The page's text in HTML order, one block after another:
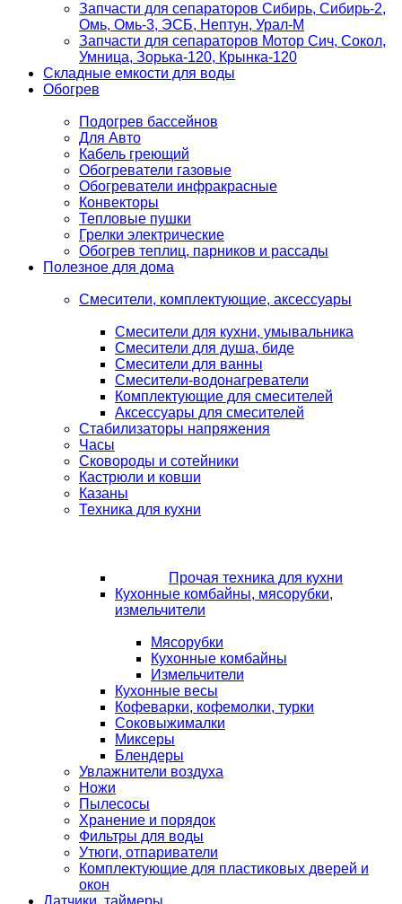
Запчасти для сепараторов Сибирь, Сибирь-2,
Омь, Омь-3, ЭСБ, Нептун, Урал-М
Запчасти для сепараторов Мотор Сич, Сокол,
Умница, Зорька-120, Крынка-120
Складные емкости для воды
Обогрев
Подогрев бассейнов
Для Авто
Кабель греющий
Обогреватели газовые
Обогреватели инфракрасные
Конвекторы
Тепловые пушки
Грелки электрические
Обогрев теплиц, парников и рассады
Полезное для дома
Смесители, комплектующие, аксессуары
Смесители для кухни, умывальника
Смесители для душа, биде
Смесители для ванны
Смесители-водонагреватели
Комплектующие для смесителей
Аксессуары для смесителей
Стабилизаторы напряжения
Часы
Сковороды и сотейники
Кастрюли и ковши
Казаны
Техника для кухни
Прочая техника для кухни
Кухонные комбайны, мясорубки,
измельчители
Мясорубки
Кухонные комбайны
Измельчители
Кухонные весы
Кофеварки, кофемолки, турки
Соковыжималки
Миксеры
Блендеры
Увлажнители воздуха
Ножи
Пылесосы
Хранение и порядок
Фильтры для воды
Утюги, отпариватели
Комплектующие для пластиковых дверей и
окон
Датчики, таймеры